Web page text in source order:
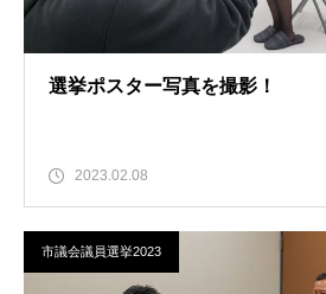
選挙ポスター写真を撮影！
2023.02.08
市議会議員選挙2023